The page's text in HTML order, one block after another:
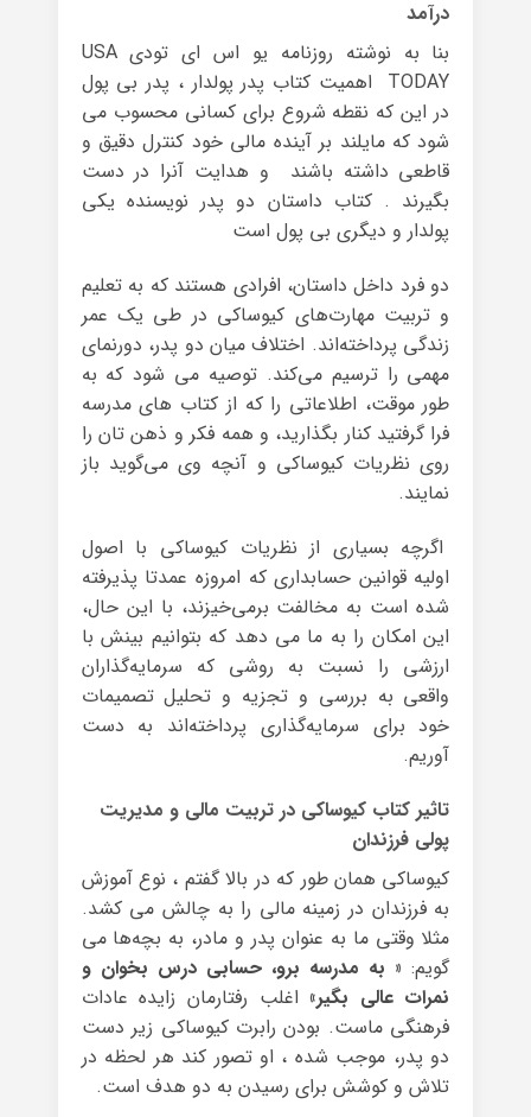
درآمد
بنا به نوشته روزنامه یو اس ای تودی USA
TODAY اهمیت کتاب پدر پولدار ، پدر بی پول
در این که نقطه شروع برای کسانی محسوب می
شود که مایلند بر آینده مالی خود کنترل دقیق و
قاطعی داشته باشند و هدایت آنرا در دست
بگیرند . کتاب داستان دو پدر نویسنده یکی
پولدار و دیگری بی پول است
دو فرد داخل داستان، افرادی هستند که به تعلیم
و تربیت مهارت‌های کیوساکی در طی یک عمر
زندگی پرداخته‌اند. اختلاف میان دو پدر، دورنمای
مهمی را ترسیم می‌کند. توصیه می شود که به
طور موقت، اطلاعاتی را که از کتاب های مدرسه
فرا گرفتید کنار بگذارید، و همه فکر و ذهن تان را
روی نظریات کیوساکی و آنچه وی می‌گوید باز
نمایند.
اگرچه بسیاری از نظریات کیوساکی با اصول
اولیه قوانین حسابداری که امروزه عمدتا پذیرفته
شده است به مخالفت برمی‌خیزند، با این حال،
این امکان را به ما می دهد که بتوانیم بینش با
ارزشی را نسبت به روشی که سرمایه‌گذاران
واقعی به بررسی و تجزیه و تحلیل تصمیمات
خود برای سرمایه‌گذاری پرداخته‌اند به دست
آوریم.
تاثیر کتاب کیوساکی در تربیت مالی و مدیریت
پولی فرزندان
کیوساکی همان طور که در بالا گفتم ، نوع آموزش
به فرزندان در زمینه مالی را به چالش می کشد.
مثلا وقتی ما به عنوان پدر و مادر، به بچه‌ها می
گویم: « به مدرسه برو، حسابی درس بخوان و
نمرات عالی بگیر»اغلب رفتارمان زایده عادات
فرهنگی ماست. بودن رابرت کیوساکی زیر دست
دو پدر، موجب شده ، او تصور کند هر لحظه در
تلاش و کوشش برای رسیدن به دو هدف است.